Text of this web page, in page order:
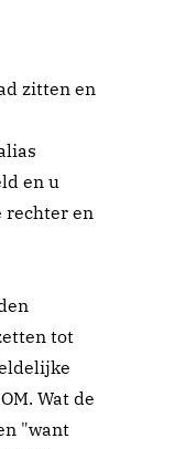
zitten en
en u
rechter en
tot
Wat de
"want